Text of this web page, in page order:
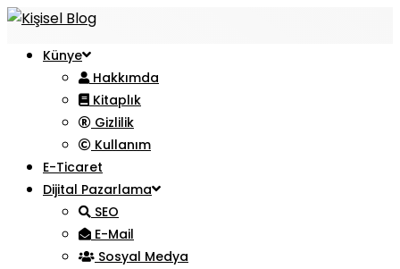
Künye
Hakkımda
Kitaplık
Gizlilik
Kullanım
E-Ticaret
Dijital Pazarlama
SEO
E-Mail
Sosyal Medya